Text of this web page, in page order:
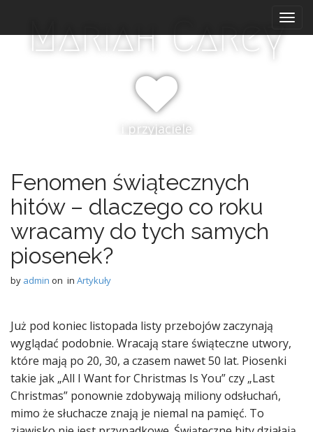
i
Mariah Carey
i przyjaciele
Fenomen świątecznych
hitów – dlaczego co roku
wracamy do tych samych
piosenek?
by admin on in Artykuły
Już pod koniec listopada listy przebojów zaczynają
wyglądać podobnie. Wracają stare świąteczne utwory,
które mają po 20, 30, a czasem nawet 50 lat. Piosenki
takie jak „All I Want for Christmas Is You” czy „Last
Christmas” ponownie zdobywają miliony odsłuchań,
mimo że słuchacze znają je niemal na pamięć. To